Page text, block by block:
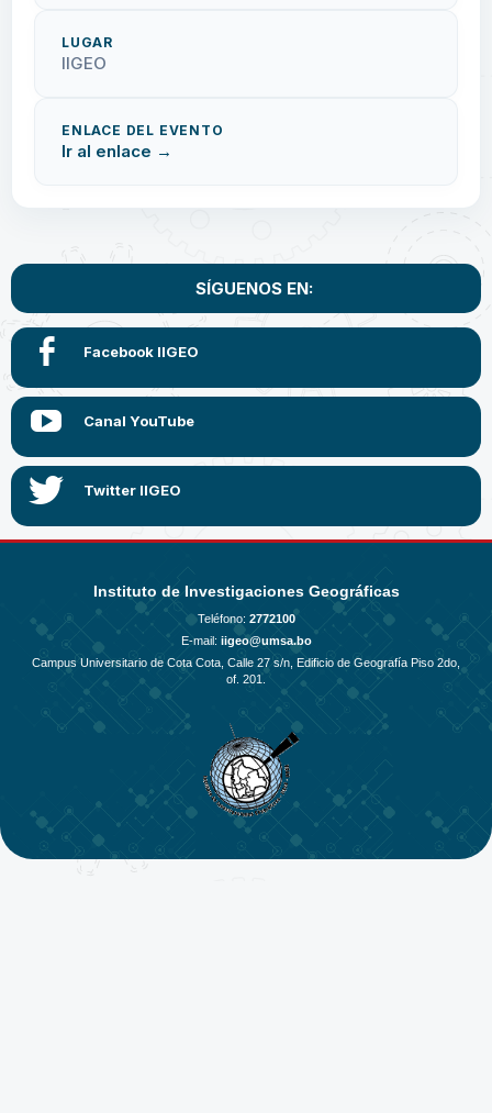
LUGAR
IIGEO
ENLACE DEL EVENTO
Ir al enlace →
SÍGUENOS EN:
Instituto de Investigaciones Geográficas
Teléfono: 2772100
E-mail: iigeo@umsa.bo
Campus Universitario de Cota Cota, Calle 27 s/n, Edificio de Geografía Piso 2do,
of. 201.